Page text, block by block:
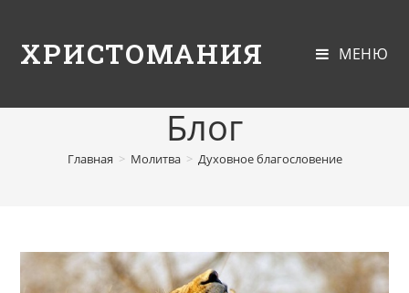
ХРИСТОМАНИЯ МЕНЮ
Блог
Главная > Молитва > Духовное благословение